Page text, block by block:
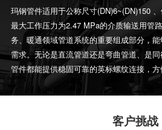
玛钢管件适用于公称尺寸(DN)6~(DN)150
最大工作压力为2.47 MPa的介质输送用管
务、暖通领域管道系统的重要组成部分，
需求。无论是直流管道还是弯曲管道、是
管件都能提供稳固可靠的英标螺纹连接，方
客户挑战